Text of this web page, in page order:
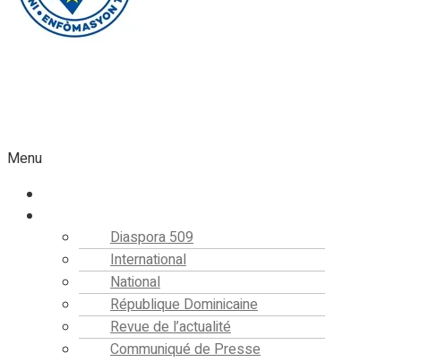
Menu
Diaspora 509
International
National
République Dominicaine
Revue de l’actualité
Communiqué de Presse